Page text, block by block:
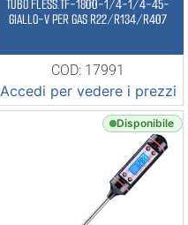
TUBO FLESS.TF-1800-1/4-1/4-45-
GIALLO-V PER GAS R22/R134/R407
COD: 17991
Accedi per vedere i prezzi
Disponibile